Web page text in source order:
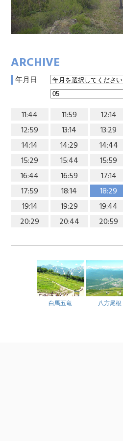
ARCHIVE
年月日
11:44 11:59 12:14
12:59
13:14 13:29
14:14
14:29 14:44
15:29
15:44 15:59
16:44
16:59 17:14
17:59
18:14 18:29
19:14
19:29 19:44
20:29
20:44 20:59
白馬五竜 八方尾根